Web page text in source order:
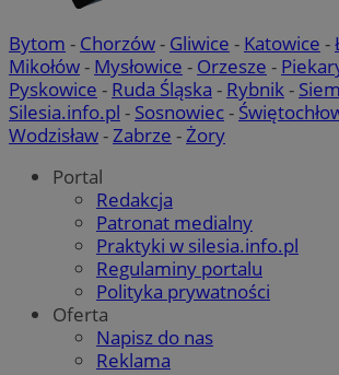
Bytom - Chorzów- Gliwice - Katowice -
Mikołów- Mysłowice - Orzesze -
Pyskowice - Ruda Śląska - Rybnik-
Silesia.info.pl - Sosnowiec-
Wodzisław-Zabrze -Żory
Portal
Redakcja
Patronat medialny
Praktyki w silesia.info.pl
Regulaminy portalu
Polityka prywatności
Oferta
Napisz do nas
Reklama